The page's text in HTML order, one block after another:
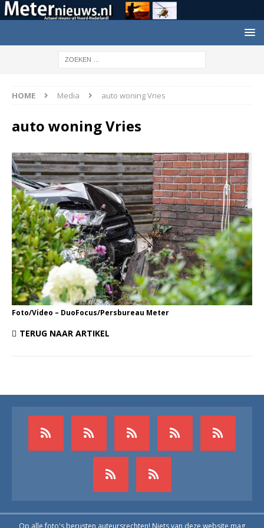
HOME Media auto woning Vries
auto woning Vries
Foto/Video – DuoFocus/Persbureau Meter
TERUG NAAR ARTIKEL
Op alle foto's berusten auteursrechten! Niets van deze website mag